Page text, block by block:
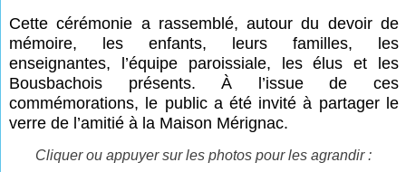
Cette cérémonie a rassemblé, autour du devoir de
mémoire, les enfants, leurs familles, les
enseignantes, l’équipe paroissiale, les élus et les
Bousbachois présents. À l’issue de ces
commémorations, le public a été invité à partager le
verre de l’amitié à la Maison Mérignac.
Cliquer ou appuyer sur les photos pour les agrandir :